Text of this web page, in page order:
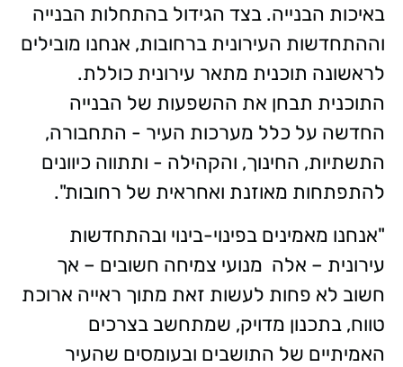
באיכות הבנייה. בצד הגידול בהתחלות הבנייה
וההתחדשות העירונית ברחובות, אנחנו מובילים
לראשונה תוכנית מתאר עירונית כוללת.
התוכנית תבחן את ההשפעות של הבנייה
החדשה על כלל מערכות העיר - התחבורה,
התשתיות, החינוך, והקהילה - ותתווה כיוונים
להתפתחות מאוזנת ואחראית של רחובות".
"אנחנו מאמינים בפינוי-בינוי ובהתחדשות
עירונית – אלה מנועי צמיחה חשובים – אך
חשוב לא פחות לעשות זאת מתוך ראייה ארוכת
טווח, בתכנון מדויק, שמתחשב בצרכים
האמיתיים של התושבים ובעומסים שהעיר